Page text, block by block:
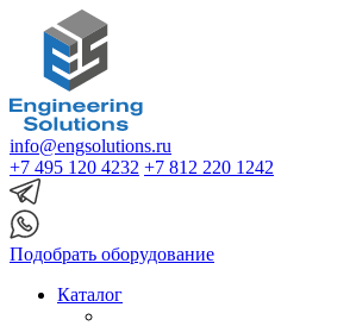
info@engsolutions.ru
+7 495 120 4232 +7 812 220 1242
Подобрать оборудование
Каталог